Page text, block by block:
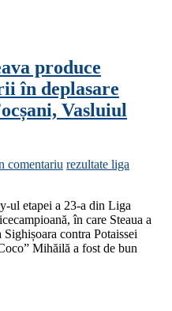
produce
în deplasare
Vasluiul
comentariu rezultate liga
ul etapei a 23-a din Liga
în care Steaua a
contra Potaissei
Mihăilă a fost de bun